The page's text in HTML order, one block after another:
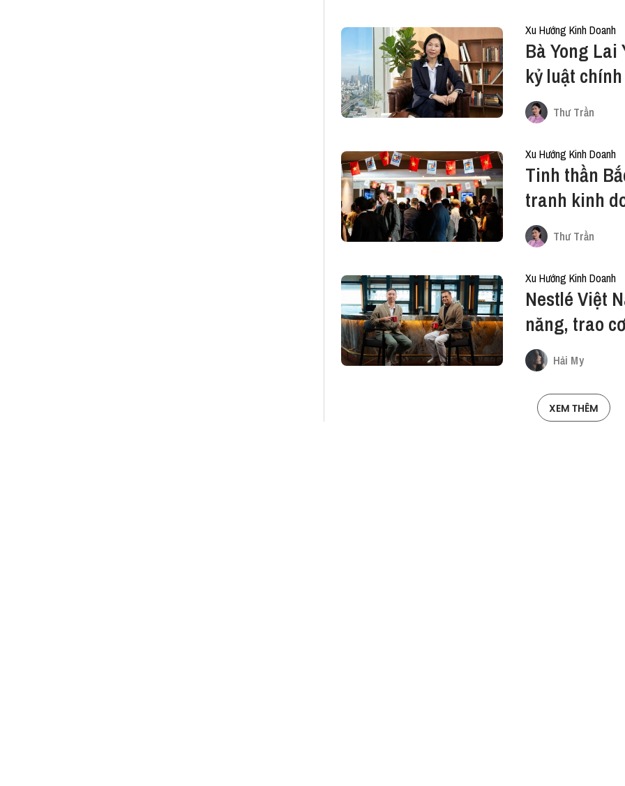
Xu Hướng Kinh Doanh
Bà Yong
kỷ luật
của niềm tin"
Thư Trần
Xu Hướng Kinh Doanh
Tinh thần
tranh kinh
nào?Thư Trần
Xu Hướng Kinh Doanh
Nestlé Việt
năng, trao
hệ trẻHải My
XEM THÊM